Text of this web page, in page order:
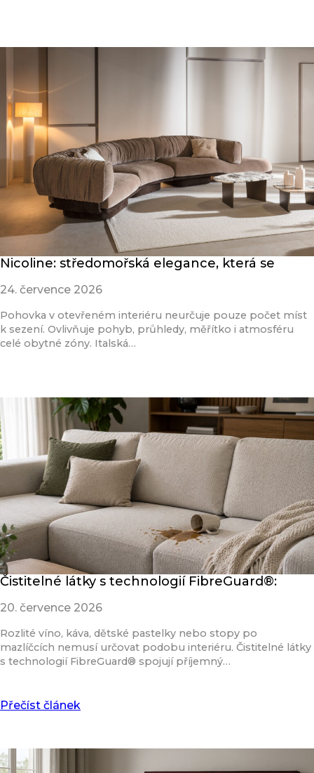
Nicoline: středomořská elegance, která se
24. července 2026
Pohovka v otevřeném interiéru neurčuje pouze počet míst
k sezení. Ovlivňuje pohyb, průhledy, měřítko i atmosféru
celé obytné zóny. Italská…
Čistitelné látky s technologií FibreGuard®:
20. července 2026
Rozlité víno, káva, dětské pastelky nebo stopy po
mazlíčcích nemusí určovat podobu interiéru. Čistitelné látky
s technologií FibreGuard® spojují příjemný…
Přečíst článek